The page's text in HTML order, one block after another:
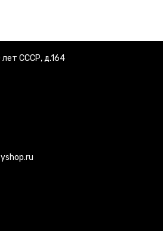
СССР, д.164